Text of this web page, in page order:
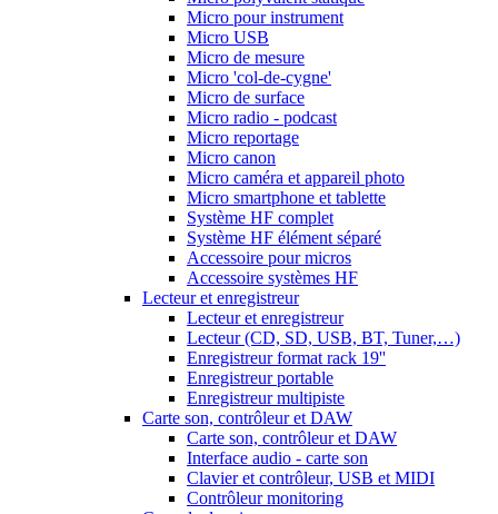
Micro pour instrument
Micro USB
Micro de mesure
Micro 'col-de-cygne'
Micro de surface
Micro radio - podcast
Micro reportage
Micro canon
Micro caméra et appareil photo
Micro smartphone et tablette
Système HF complet
Système HF élément séparé
Accessoire pour micros
Accessoire systèmes HF
Lecteur et enregistreur
Lecteur et enregistreur
Lecteur (CD, SD, USB, BT, Tuner,…)
Enregistreur format rack 19''
Enregistreur portable
Enregistreur multipiste
Carte son, contrôleur et DAW
Carte son, contrôleur et DAW
Interface audio - carte son
Clavier et contrôleur, USB et MIDI
Contrôleur monitoring